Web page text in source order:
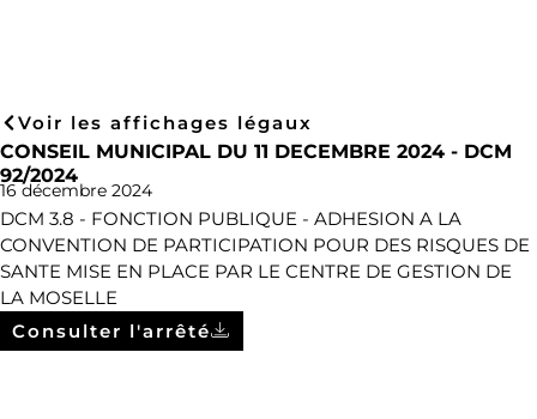
Voir les affichages légaux
CONSEIL MUNICIPAL DU 11 DECEMBRE 2024 - DCM
92/2024
16 décembre 2024
DCM 3.8 - FONCTION PUBLIQUE - ADHESION A LA
CONVENTION DE PARTICIPATION POUR DES RISQUES DE
SANTE MISE EN PLACE PAR LE CENTRE DE GESTION DE
LA MOSELLE
Consulter l'arrêté